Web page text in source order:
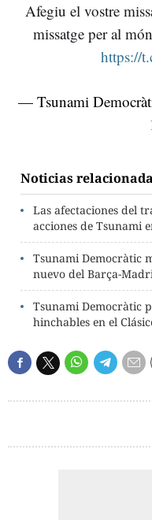
Afegiu el vostre
missatge per al
https://
— Tsunami
Noticias
Las afectaciones del
acciones de Tsunami
Tsunami Democràtic
nuevo del Barça-
Tsunami Democràtic
hinchables en el